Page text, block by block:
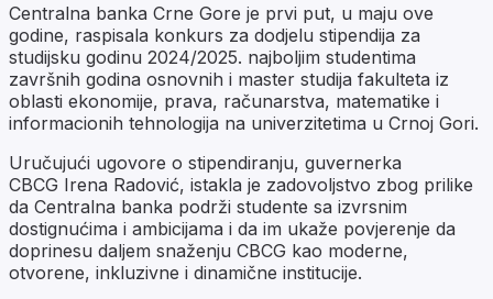
Centralna banka Crne Gore je prvi put, u maju ove
godine, raspisala konkurs za dodjelu stipendija za
studijsku godinu 2024/2025. najboljim studentima
završnih godina osnovnih i master studija fakulteta iz
oblasti ekonomije, prava, računarstva, matematike i
informacionih tehnologija na univerzitetima u Crnoj Gori.
Uručujući ugovore o stipendiranju, guvernerka
CBCG Irena Radović, istakla je zadovoljstvo zbog prilike
da Centralna banka podrži studente sa izvrsnim
dostignućima i ambicijama i da im ukaže povjerenje da
doprinesu daljem snaženju CBCG kao moderne,
otvorene, inkluzivne i dinamične institucije.